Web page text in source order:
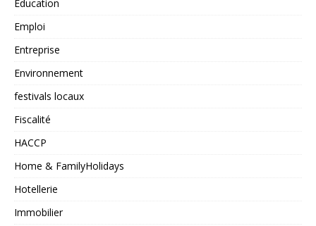
Éducation
Emploi
Entreprise
Environnement
festivals locaux
Fiscalité
HACCP
Home & FamilyHolidays
Hotellerie
Immobilier